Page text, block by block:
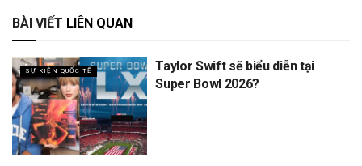
BÀI VIẾT LIÊN QUAN
SỰ KIỆN QUỐC TẾ
Taylor Swift sẽ biểu diễn tại
Super Bowl 2026?